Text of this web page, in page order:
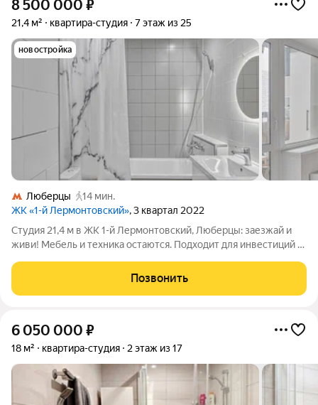
8 500 000 ₽
21,4 м² квартира-студия 7 этаж из 25
новостройка
Люберцы
14 мин.
ЖК «1-й Лермонтовский», 3 квартал 2022
Студия 21,4 м в ЖК 1-й Лермонтовский, Люберцы: заезжай и
живи! Мебель и техника остаются. Подходит для инвестиций О
проживанию. Выполнена качественная светлая отделка
пространство выглядит
Позвонить
6 050 000 ₽
18 м² квартира-студия 2 этаж из 17